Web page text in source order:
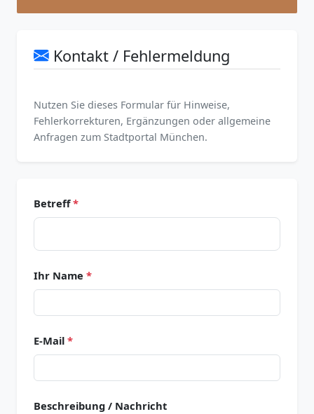
Kontakt / Fehlermeldung
Nutzen Sie dieses Formular für Hinweise,
Fehlerkorrekturen, Ergänzungen oder allgemeine
Anfragen zum Stadtportal München.
Betreff*
Ihr Name *
E-Mail *
Beschreibung / Nachricht